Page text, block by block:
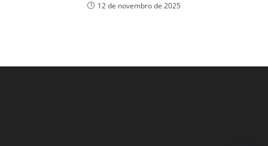
12 de novembro de 2025